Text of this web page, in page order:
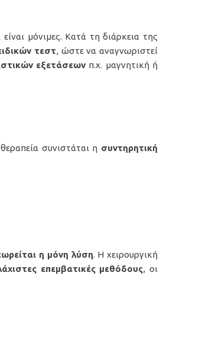
μόνιμες. Κατά τη διάρκεια της
τεστ, ώστε να αναγνωριστεί
εξετάσεωνπ.χ. μαγνητική ή
συνιστάται η συντηρητική
η μόνη λύση. Η χειρουργική
επεμβατικές μεθόδους, οι